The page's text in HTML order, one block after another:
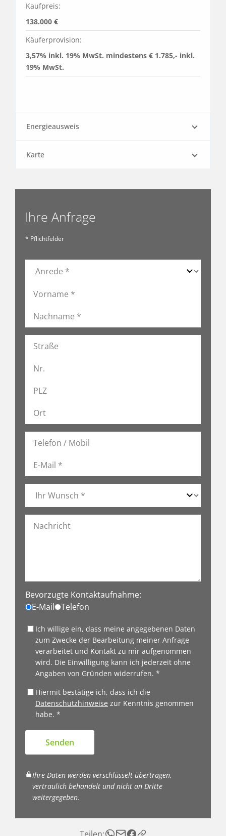
Kaufpreis:
138.000 €
Käuferprovision:
3,57% inkl. 19% MwSt. mindestens € 1.785,- inkl.
19% MwSt.
Energieausweis
Karte
Ihre Anfrage
* Pflichtfelder
Bevorzugte Kontaktaufnahme:
E-Mail
Telefon
Ich willige ein, dass meine angegebenen Daten
zum Zwecke der Bearbeitung meiner Anfrage
verarbeitet und Kontakt zu mir aufgenommen
wird. Die Einwilligung kann ich jederzeit ohne
Angaben von Gründen widerrufen. *
Hiermit bestätige ich, dass ich die
Datenschutzhinweise zur Kenntnis genommen
habe. *
Senden
Ihre Daten werden verschlüsselt übertragen,
vertraulich behandelt und nicht an Dritte
weitergegeben.